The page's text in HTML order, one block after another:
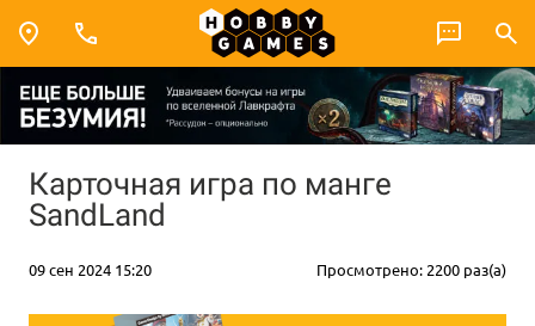
Карточная игра по манге
SandLand
09 сен 2024 15:20 Просмотрено: 2200 раз(а)